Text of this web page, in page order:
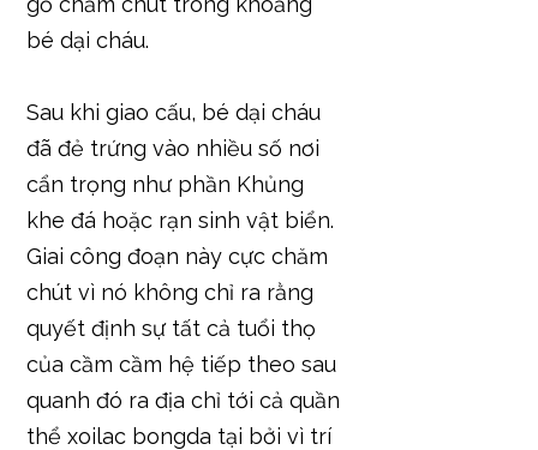
bé dại cháu.
Sau khi giao cấu, bé dại cháu
đã đẻ trứng vào nhiều số nơi
cẩn trọng như phần Khủng
khe đá hoặc rạn sinh vật biển.
Giai công đoạn này cực chăm
chút vì nó không chỉ ra rằng
quyết định sự tất cả tuổi thọ
của cầm cầm hệ tiếp theo sau
quanh đó ra địa chỉ tới cả quần
thể xoilac bongda tại bởi vì trí